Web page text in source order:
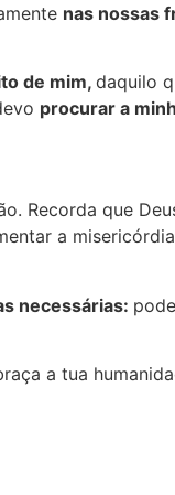
nas nossas
de mim, daquilo
procurar a
Recorda que
a
necessárias:
a tua